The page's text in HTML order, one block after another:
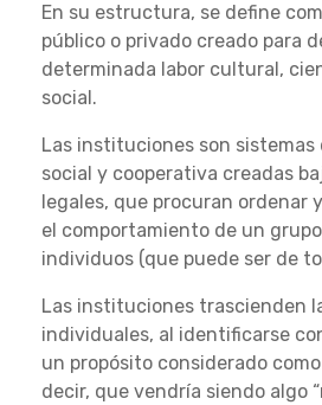
En su estructura, se define
público o privado creado para
determinada labor cultural,
social.
Las instituciones son sistemas
social y cooperativa creadas
legales, que procuran ordenar
el comportamiento de un
individuos (que puede ser de
Las instituciones trascienden
individuales, al identificarse
un propósito considerado
decir, que vendría siendo algo